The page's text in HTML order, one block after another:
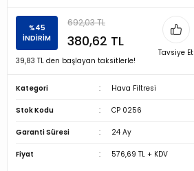
%45
İNDİRİM
692,03 TL
380,62 TL
39,83 TL den başlayan taksitlerle!
Tavsiye Et
Kategori Hava Filtresi
Stok Kodu CP 0256
Garanti Süresi 24 Ay
Fiyat 576,69 TL + KDV